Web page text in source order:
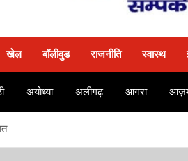
खेल बॉलीवुड राजनीति स्वास्थ
अयोध्या अलीगढ़ आगरा